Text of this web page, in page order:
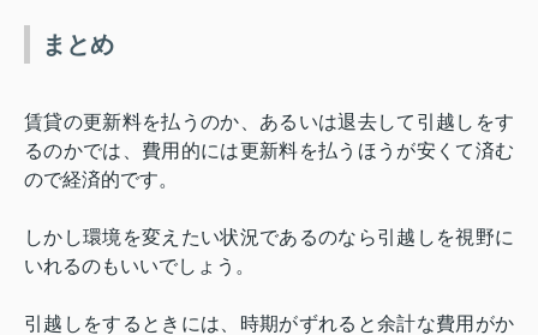
まとめ
賃貸の更新料を払うのか、あるいは退去して引越しをす
るのかでは、費用的には更新料を払うほうが安くて済む
ので経済的です。
しかし環境を変えたい状況であるのなら引越しを視野に
いれるのもいいでしょう。
引越しをするときには、時期がずれると余計な費用がか